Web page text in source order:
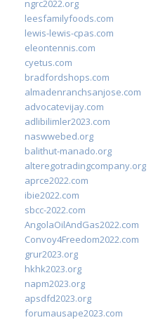
ngrc2022.org
leesfamilyfoods.com
lewis-lewis-cpas.com
eleontennis.com
cyetus.com
bradfordshops.com
almadenranchsanjose.com
advocatevijay.com
adlibilimler2023.com
naswwebed.org
balithut-manado.org
alteregotradingcompany.org
aprce2022.com
ibie2022.com
sbcc-2022.com
AngolaOilAndGas2022.com
Convoy4Freedom2022.com
grur2023.org
hkhk2023.org
napm2023.org
apsdfd2023.org
forumausape2023.com